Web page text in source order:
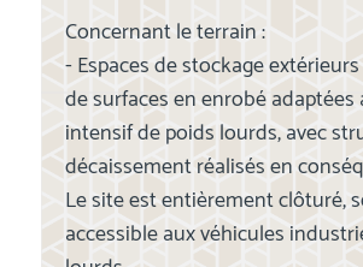
Concernant le terrain :
- Espaces de stockage
de surfaces en enrobé adaptées
intensif de poids lourds, avec
décaissement réalisés en
Le site est entièrement clôturé,
accessible aux véhicules